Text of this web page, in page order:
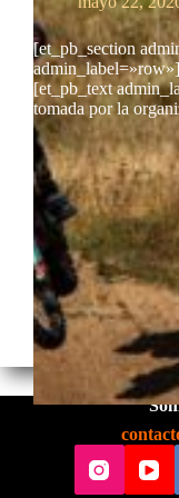
[et_pb_section
[et_pb_text
tomada por la